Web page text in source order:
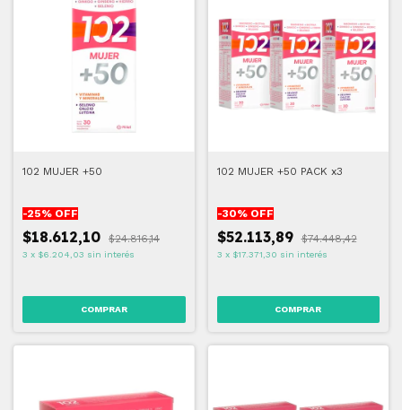
102 MUJER +50
-25% OFF
$18.612,10 $24.816,14
3 x $6.204,03 sin interés
102 MUJER +50 PACK x3
-30% OFF
$52.113,89 $74.448,42
3 x $17.371,30 sin interés